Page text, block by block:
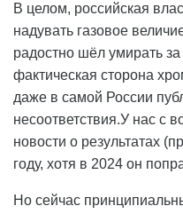
В целом, российская
надувать газовое
радостно шёл умирать
фактическая сторона
даже в самой России
несоответствия.У нас с
новости о результатах
году, хотя в 2024 он
Но сейчас